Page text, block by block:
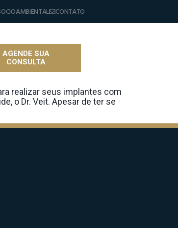
CONTATO
AGENDE SUA
CONSULTA
Da
realizar seus implantes com
o Dr. Veit. Apesar de ter se